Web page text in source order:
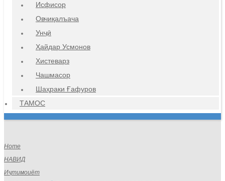
Исфисор
Овчиқалъача
Унҷӣ
Ҳайдар Усмонов
Хистеварз
Чашмасор
Шаҳраки Ғафуров
ТАМОС
Home
НАВИД
Иҷтимоиёт